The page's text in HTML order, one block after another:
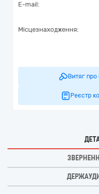
E-mail:
Місцезнаходження:
Витяг про
Реєстр